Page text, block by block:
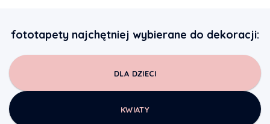
fototapety najchętniej wybierane do dekoracji:
DLA DZIECI
KWIATY